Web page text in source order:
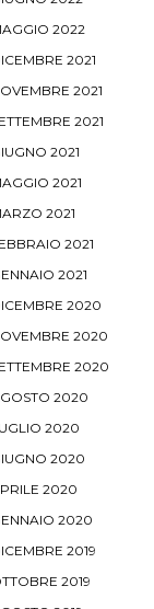
2022
2021
2021
2021
2021
2021
2021
2021
2021
2020
2020
2020
2020
2020
2020
2020
2020
2019
2019